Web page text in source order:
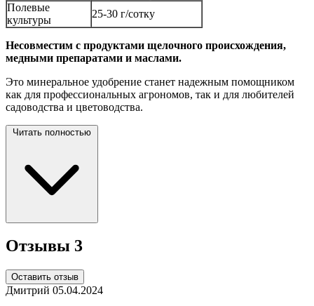
Полевые
культуры
25-30 г/сотку
Несовместим с продуктами щелочного происхождения,
медными препаратами и маслами.
Это минеральное удобрение станет надежным помощником
как для профессиональных агрономов, так и для любителей
садоводства и цветоводства.
Читать полностью
Отзывы 3
Оставить отзыв
Дмитрий 05.04.2024